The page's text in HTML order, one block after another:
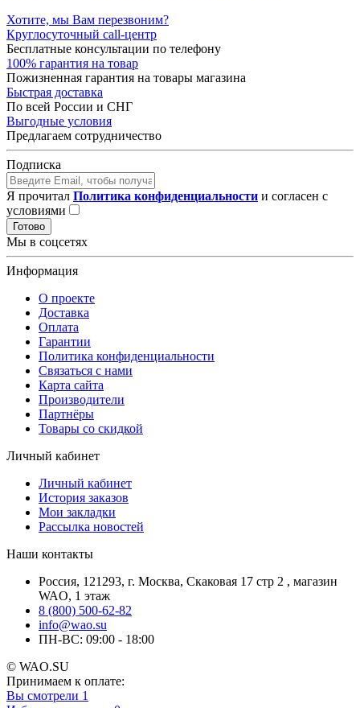
Хотите, мы Вам перезвоним?
Круглосуточный call-центр
Бесплатные консультации по телефону
100% гарантия на товар
Пожизненная гарантия на товары магазина
Быстрая доставка
По всей России и СНГ
Выгодные условия
Предлагаем сотрудничество
Подписка
Я прочитал Политика конфиденциальности и согласен с
условиями
Готово
Мы в соцсетях
Информация
О проекте
Доставка
Оплата
Гарантии
Политика конфиденциальности
Связаться с нами
Карта сайта
Производители
Партнёры
Товары со скидкой
Личный кабинет
Личный кабинет
История заказов
Мои закладки
Рассылка новостей
Наши контакты
Россия, 121293, г. Москва, Скаковая 17 стр 2 , магазин
WAO, 1 этаж
8 (800) 500-62-82
info@wao.su
ПН-ВС: 09:00 - 18:00
© WAO.SU
Принимаем к оплате:
Вы смотрели 1